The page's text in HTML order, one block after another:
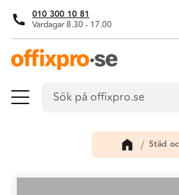
Meny
010 300 10 81
Vardagar 8.30 - 17.00
Städ